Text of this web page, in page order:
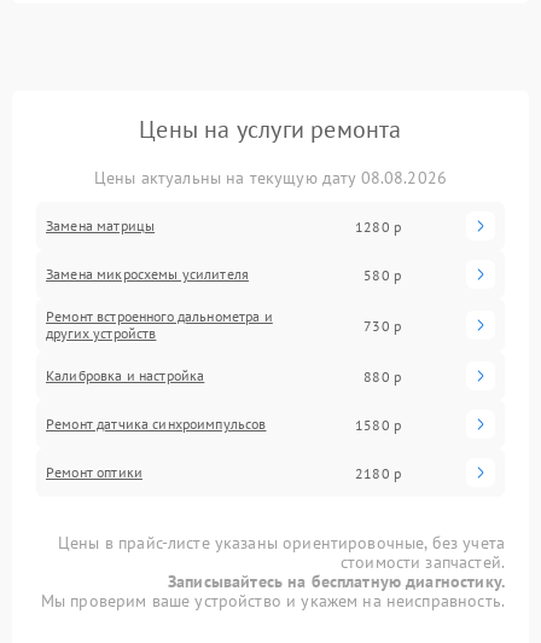
Цены на услуги ремонта
Цены актуальны на текущую дату 08.08.2026
Замена матрицы 1280 р
Замена микросхемы усилителя 580 р
Ремонт встроенного дальнометра и
других устройств
730 р
Калибровка и настройка 880 р
Ремонт датчика синхроимпульсов 1580 р
Ремонт оптики 2180 р
Цены в прайс-листе указаны ориентировочные, без учета
стоимости запчастей.
Записывайтесь на бесплатную диагностику.
Мы проверим ваше устройство и укажем на неисправность.